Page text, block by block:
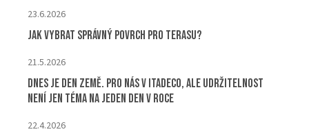
23.6.2026
Jak vybrat správný povrch pro terasu?
21.5.2026
Dnes je Den Země. Pro nás v ITADECO, ale udržitelnost
není jen téma na jeden den v roce
22.4.2026